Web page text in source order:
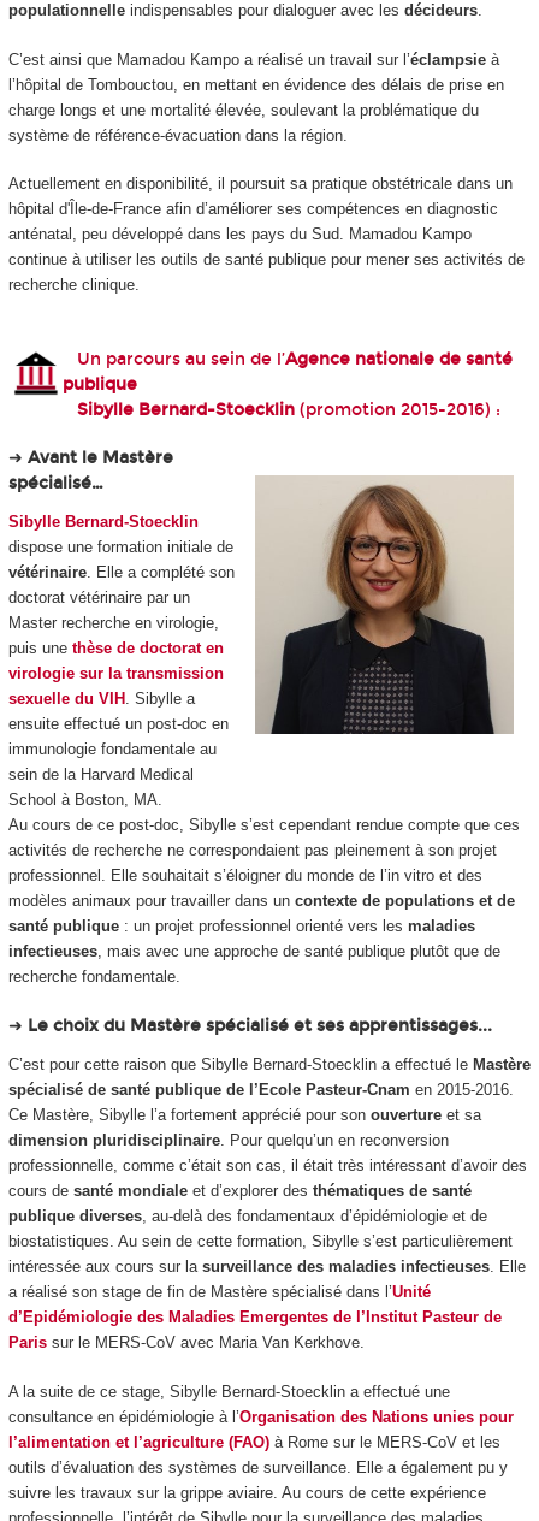
populationnelle indispensables pour dialoguer avec les décideurs.
C’est ainsi que Mamadou Kampo a réalisé un travail sur l’éclampsieà
l’hôpital de Tombouctou, en mettant en évidence des délais de prise en
charge longs et une mortalité élevée, soulevant la problématique du
système de référence-évacuation dans la région.
Actuellement en disponibilité, il poursuit sa pratique obstétricale dans un
hôpital d'Île-de-France afin d’améliorer ses compétences en diagnostic
anténatal, peu développé dans les pays du Sud. Mamadou Kampo
continue à utiliser les outils de santé publique pour mener ses activités de
recherche clinique.
Un parcours au sein de l’Agence nationale de santé
publique
Sibylle Bernard-Stoecklin (promotion 2015-2016) :
➜ Avant le Mastère
spécialisé…
Sibylle Bernard-Stoecklin
dispose une formation initiale de
vétérinaire. Elle a complété son
doctorat vétérinaire par un
Master recherche en virologie,
puis une thèse de doctorat en
virologie sur la transmission
sexuelle du VIH . Sibylle a
ensuite effectué un post-doc en
immunologie fondamentale au
sein de la Harvard Medical
School à Boston, MA.
Au cours de ce post-doc, Sibylle s’est cependant rendue compte que ces
activités de recherche ne correspondaient pas pleinement à son projet
professionnel. Elle souhaitait s’éloigner du monde de l’in vitro et des
modèles animaux pour travailler dans un contexte de populations et de
santé publique: un projet professionnel orienté vers les maladies
infectieuses, mais avec une approche de santé publique plutôt que de
recherche fondamentale.
➜ Le choix du Mastère spécialisé et ses apprentissages...
C’est pour cette raison que Sibylle Bernard-Stoecklin a effectué le Mastère
spécialisé de santé publique de l’Ecole Pasteur-Cnam en 2015-2016.
Ce Mastère, Sibylle l’a fortement apprécié pour son ouvertureet sa
dimension pluridisciplinaire. Pour quelqu’un en reconversion
professionnelle, comme c’était son cas, il était très intéressant d’avoir des
cours de santé mondialeet d’explorer des thématiques de santé
publique diverses, au-delà des fondamentaux d’épidémiologie et de
biostatistiques. Au sein de cette formation, Sibylle s’est particulièrement
intéressée aux cours sur la surveillance des maladies infectieuses. Elle
a réalisé son stage de fin de Mastère spécialisé dans l’Unité
d’Epidémiologie des Maladies Emergentes de l’Institut Pasteur de
Parissur le MERS-CoV avec Maria Van Kerkhove.
A la suite de ce stage, Sibylle Bernard-Stoecklin a effectué une
consultance en épidémiologie à l’Organisation des Nations unies pour
l’alimentation et l’agriculture (FAO)à Rome sur le MERS-CoV et les
outils d’évaluation des systèmes de surveillance. Elle a également pu y
suivre les travaux sur la grippe aviaire. Au cours de cette expérience